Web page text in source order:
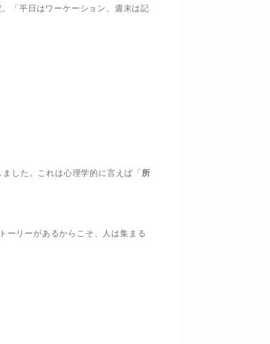
「平日はワーケーション、週末は記
した。これは心理学的に言えば「 所
ーリーがあるからこそ、人は集まる